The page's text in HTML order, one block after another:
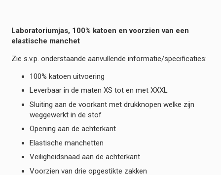
Laboratoriumjas, 100% katoen en voorzien van een
elastische manchet
Zie s.v.p. onderstaande aanvullende informatie/specificaties:
100% katoen uitvoering
Leverbaar in de maten XS tot en met XXXL
Sluiting aan de voorkant met drukknopen welke zijn
weggewerkt in de stof
Opening aan de achterkant
Elastische manchetten
Veiligheidsnaad aan de achterkant
Voorzien van drie opgestikte zakken